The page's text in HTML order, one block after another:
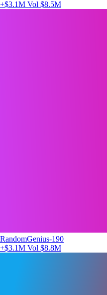
+$3.1M Vol $8.5M
RandomGenius-190
+$3.1M Vol $8.8M